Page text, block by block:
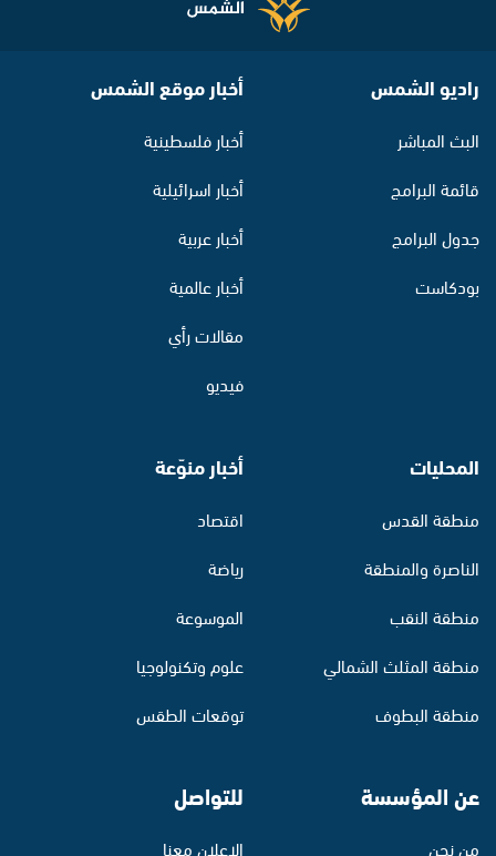
راديو الشمس
البث المباشر
قائمة البرامج
جدول البرامج
بودكاست
أخبار موقع الشمس
أخبار فلسطينية
أخبار اسرائيلية
أخبار عربية
أخبار عالمية
مقالات رأي
فيديو
المحليات
منطقة القدس
الناصرة والمنطقة
منطقة النقب
منطقة المثلث الشمالي
منطقة البطوف
أخبار منوّعة
اقتصاد
رياضة
الموسوعة
علوم وتكنولوجيا
توقعات الطقس
عن المؤسسة
من نحن
للتواصل
الإعلان معنا